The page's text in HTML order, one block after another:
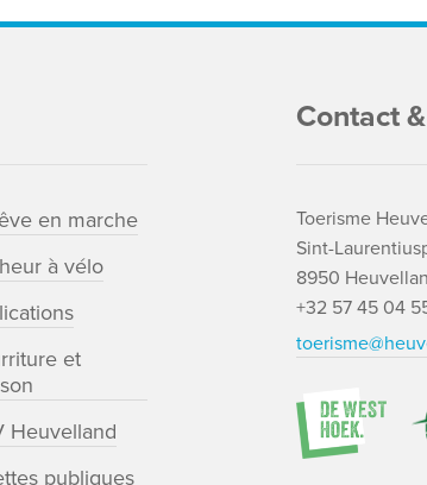
en marche
à vélo
et
Heuvelland
publiques
Contact
Toerisme
Sint-
8950
+32 57 45 04